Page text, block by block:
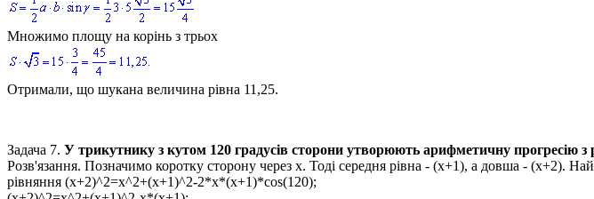
Множимо площу на корінь з трьох
Отримали, що шукана величина рівна 11,25.
Задача 7. У трикутнику з кутом 120 градусів сторони утворюють арифметичну прогресію
Розв'язання. Позначимо коротку сторону через х. Тоді середня рівна - (х+1), а довша - (х+2).
рівняння (x+2)^2=x^2+(x+1)^2-2*x*(x+1)*cos(120);